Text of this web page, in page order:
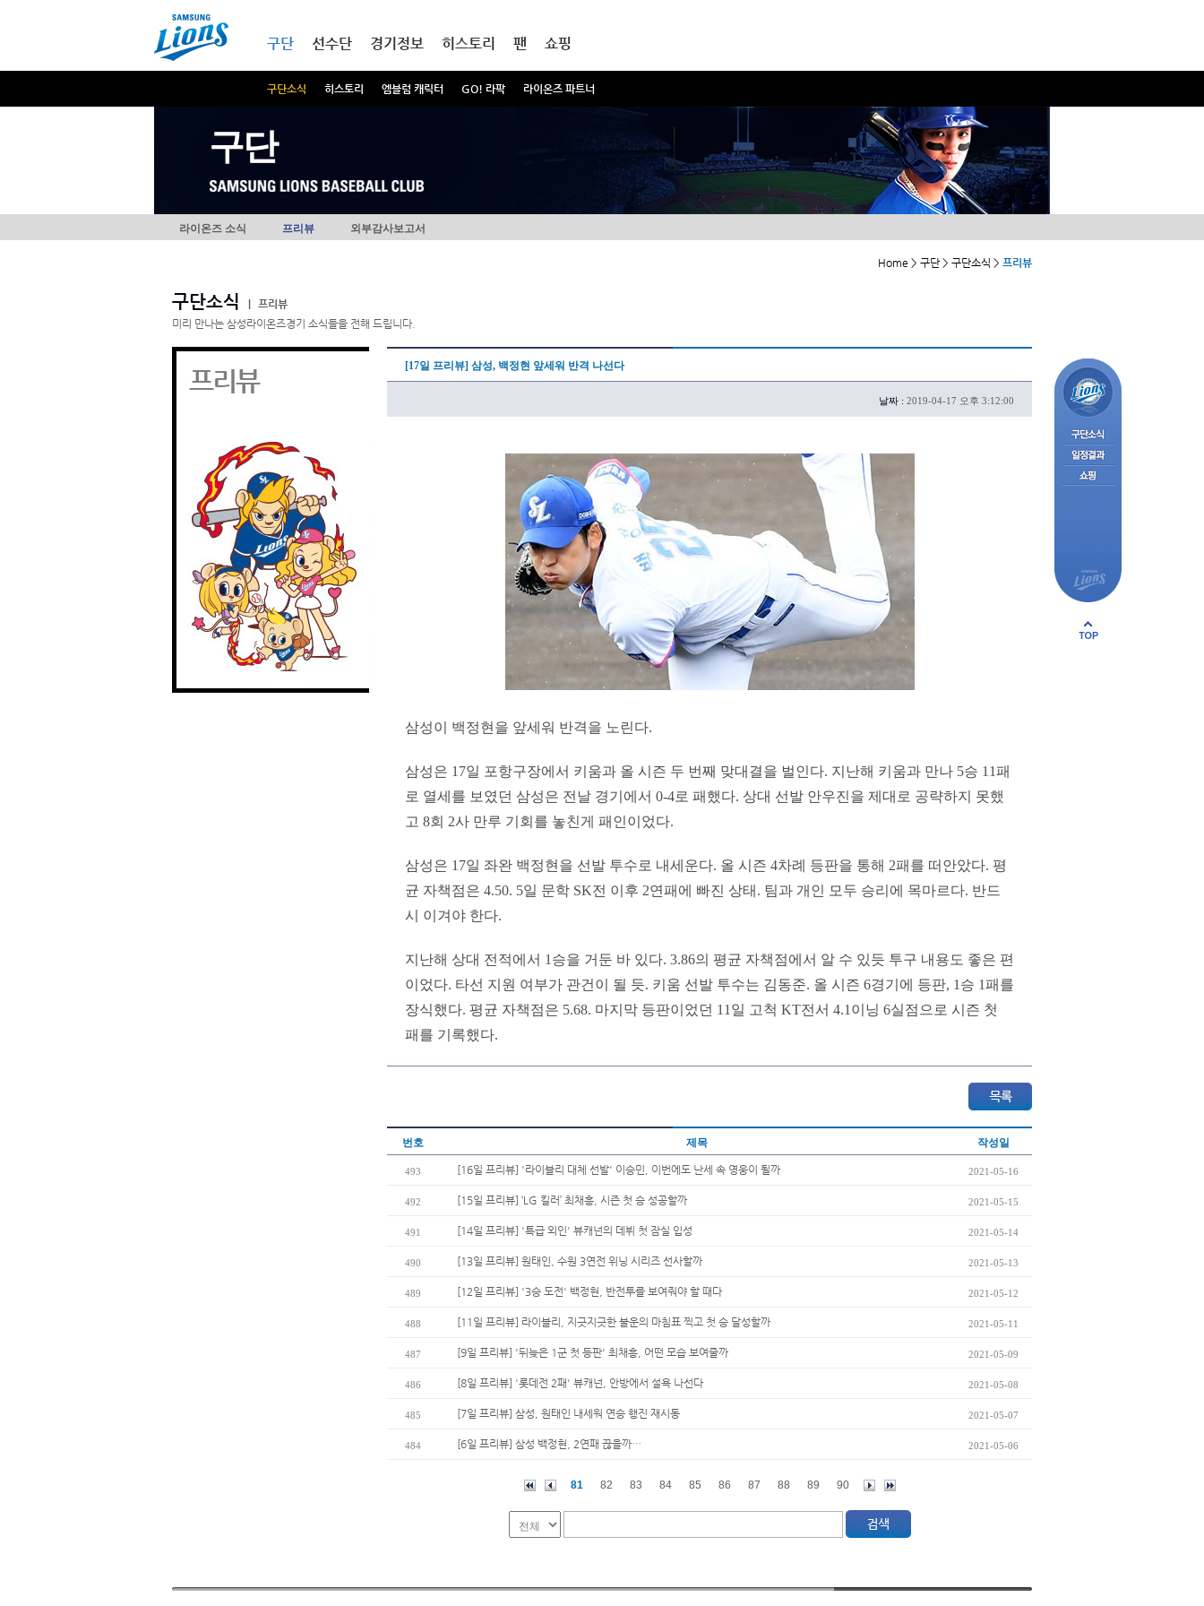
구단
구단소식 히스토리 엠블럼 캐릭터 GO! 라팍 라이온즈 파트너
선수단 경기정보 히스토리 팬 쇼핑
구단
라이온즈 소식 프리뷰 외부감사보고서
Home > 구단 > 구단소식 > 프리뷰
구단소식
프리뷰
미리 만나는 삼성라이온즈경기 소식들을 전해 드립니다.
프리뷰 [17일 프리뷰] 삼성, 백정현 앞세워 반격 나선다
날짜 : 2019-04-17 오후 3:12:00
삼성이 백정현을 앞세워 반격을 노린다.
삼성은 17일 포항구장에서 키움과 올 시즌 두 번째 맞대결을 벌인다. 지난해 키움과 만나 5승 11패
로 열세를 보였던 삼성은 전날 경기에서 0-4로 패했다. 상대 선발 안우진을 제대로 공략하지 못했
고 8회 2사 만루 기회를 놓친게 패인이었다.
삼성은 17일 좌완 백정현을 선발 투수로 내세운다. 올 시즌 4차례 등판을 통해 2패를 떠안았다. 평
균 자책점은 4.50. 5일 문학 SK전 이후 2연패에 빠진 상태. 팀과 개인 모두 승리에 목마르다. 반드
시 이겨야 한다.
지난해 상대 전적에서 1승을 거둔 바 있다. 3.86의 평균 자책점에서 알 수 있듯 투구 내용도 좋은 편
이었다. 타선 지원 여부가 관건이 될 듯. 키움 선발 투수는 김동준. 올 시즌 6경기에 등판, 1승 1패를
장식했다. 평균 자책점은 5.68. 마지막 등판이었던 11일 고척 KT전서 4.1이닝 6실점으로 시즌 첫
패를 기록했다.
번호 제목 작성일
493 [16일 프리뷰] '라이블리 대체 선발' 이승민, 이번에도 난세 속 영웅이 될까 2021-05-16
492 [15일 프리뷰] ‘LG 킬러’ 최채흥, 시즌 첫 승 성공할까 2021-05-15
491 [14일 프리뷰] '특급 외인' 뷰캐넌의 데뷔 첫 잠실 입성 2021-05-14
490 [13일 프리뷰] 원태인, 수원 3연전 위닝 시리즈 선사할까 2021-05-13
489 [12일 프리뷰] '3승 도전' 백정현, 반전투를 보여줘야 할 때다 2021-05-12
488 [11일 프리뷰] 라이블리, 지긋지긋한 불운의 마침표 찍고 첫 승 달성할까 2021-05-11
487 [9일 프리뷰] '뒤늦은 1군 첫 등판' 최채흥, 어떤 모습 보여줄까 2021-05-09
486 [8일 프리뷰] '롯데전 2패' 뷰캐넌, 안방에서 설욕 나선다 2021-05-08
485 [7일 프리뷰] 삼성, 원태인 내세워 연승 행진 재시동 2021-05-07
484 [6일 프리뷰] 삼성 백정현, 2연패 끊을까… 2021-05-06
81 82 83 84 85 86 87 88 89 90